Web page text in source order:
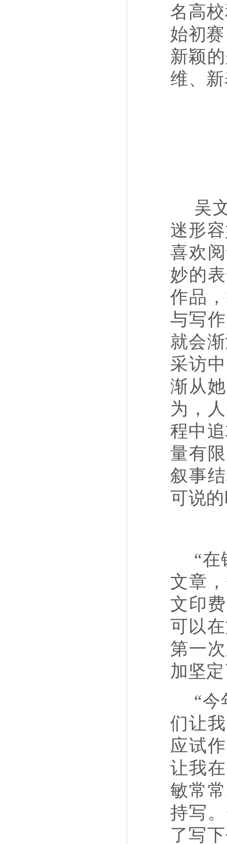
名高
始初
新颖
维、
吴
迷形
喜欢
妙的
作品
与写
就会
采访
渐从
为，
程中
量有
叙事
可说
“在
文章
文印
可以
第一
加坚
“今
们让
应试
让我
敏常
持写
了写